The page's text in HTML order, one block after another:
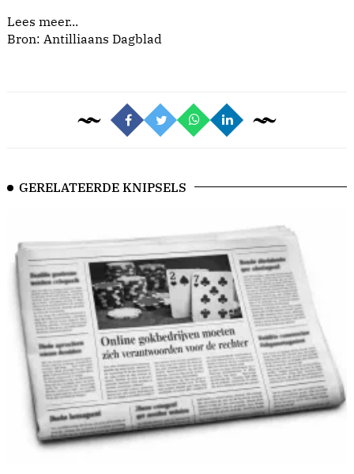
Lees meer...
Bron: Antilliaans Dagblad
GERELATEERDE KNIPSELS